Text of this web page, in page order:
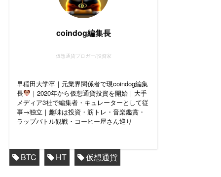
coindog編集長
仮想通貨ブロガー/投資家
早稲田大学卒｜元業界関係者で現coindog編集
長
｜2020年から仮想通貨投資を開始｜大手
メディア3社で編集者・キュレーターとして従
事→独立｜趣味は投資・筋トレ・音楽鑑賞・
ラップバトル観戦・コーヒー屋さん巡り
BTC HT 仮想通貨